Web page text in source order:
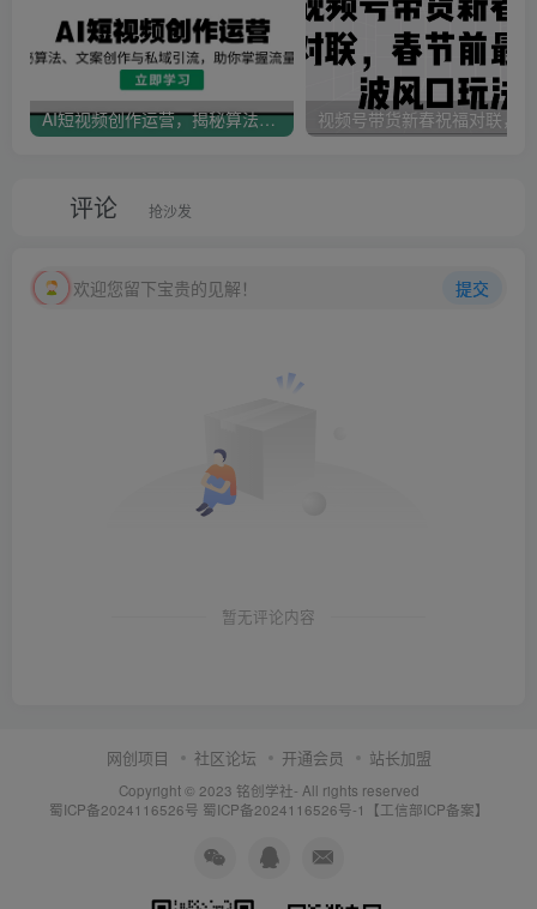
AI短视频创作运营，揭秘算法、文案创作与私域引流，助你掌握流量密码
评论 抢沙发
欢迎您留下宝贵的见解！ 提交
暂无评论内容
网创项目 社区论坛 开通会员 站长加盟
Copyright © 2023 铭创学社- All rights reserved
蜀ICP备2024116526号 蜀ICP备2024116526号-1【工信部ICP备案】